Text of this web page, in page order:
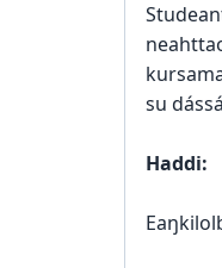
su
Haddi: